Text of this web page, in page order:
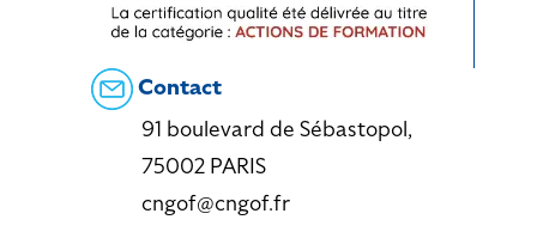
Contact
91 boulevard de Sébastopol,
75002 PARIS
cngof@cngof.fr